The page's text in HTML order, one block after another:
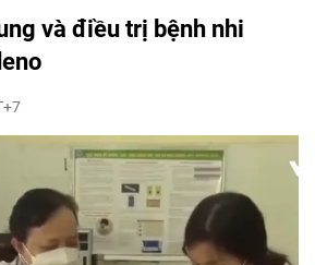
và điều trị bệnh nhi